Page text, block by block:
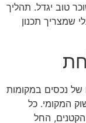
טוב יגדל. תהליך
שמצריך תכנון
של נכסים במקומות
המקומי. כל
החל